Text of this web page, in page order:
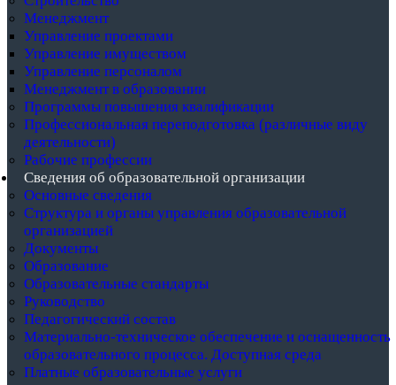
Менеджмент
Управление проектами
Управление имуществом
Управление персоналом
Менеджмент в образовании
Программы повышения квалификации
Профессиональная переподготовка (различные виду
деятельности)
Рабочие профессии
Сведения об образовательной организации
Основные сведения
Структура и органы управления образовательной
организацией
Документы
Образование
Образовательные стандарты
Руководство
Педагогический состав
Материально-техническое обеспечение и оснащенность
образовательного процесса. Доступная среда
Платные образовательные услуги